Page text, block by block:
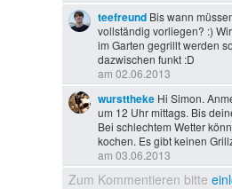
teefreund Bis wann
vollständig vorliegen? :)
im Garten gegrillt werden
dazwischen funkt :D
am 02.06.2013
wursttheke Hi Simon.
um 12 Uhr mittags. Bis
Bei schlechtem Wetter
kochen. Es gibt keinen
am 03.06.2013
Zum Kommentieren bitte